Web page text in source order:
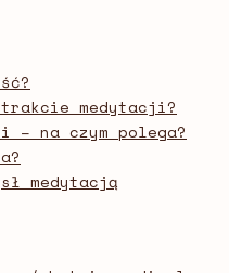
trakcie medytacji?
– na czym polega?
medytacją